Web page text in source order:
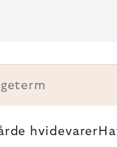
hvidevarer